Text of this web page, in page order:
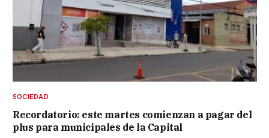
SOCIEDAD
Recordatorio: este martes comienzan a pagar del
plus para municipales de la Capital